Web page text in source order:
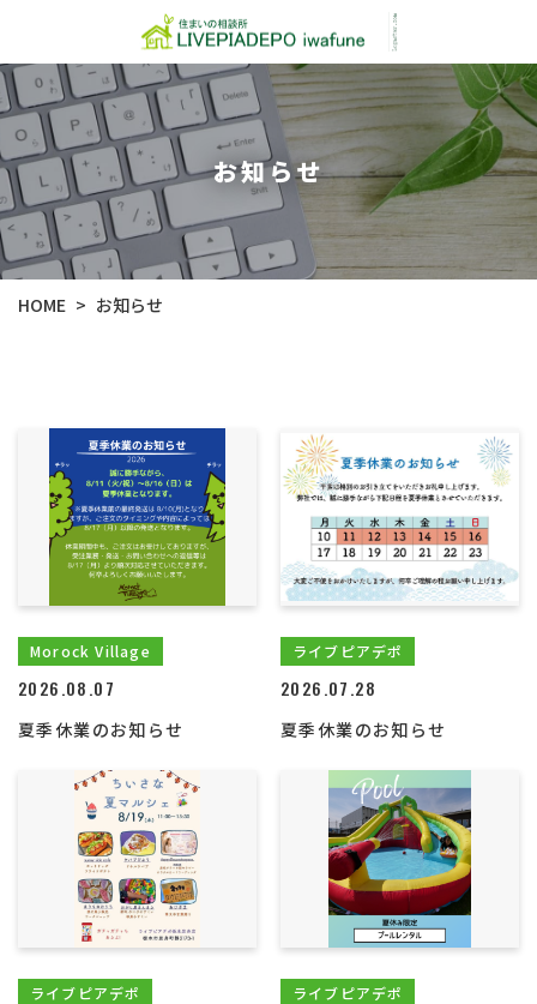
お知らせ
HOME > お知らせ
Morock Village
2026.08.07
夏季休業のお知らせ
ライブピアデポ
2026.07.28
夏季休業のお知らせ
ライブピアデポ ライブピアデポ